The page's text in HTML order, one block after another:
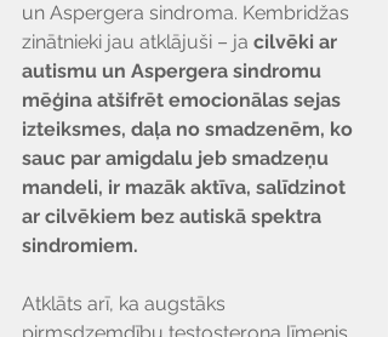
un Aspergera sindroma. Kembridžas
zinātnieki jau atklājuši – ja cilvēki ar
autismu un Aspergera sindromu
mēģina atšifrēt emocionālas sejas
izteiksmes, daļa no smadzenēm, ko
sauc par amigdalu jeb smadzeņu
mandeli, ir mazāk aktīva, salīdzinot
ar cilvēkiem bez autiskā spektra
sindromiem.
Atklāts arī, ka augstāks